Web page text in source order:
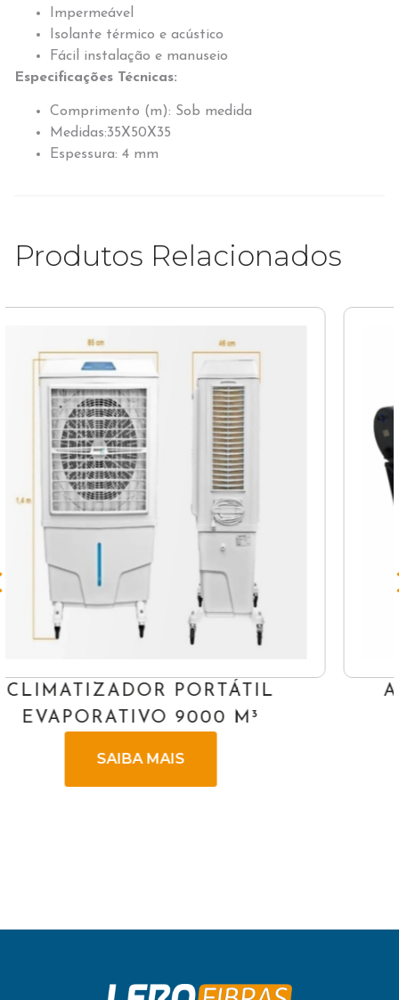
Impermeável
Isolante térmico e acústico
Fácil instalação e manuseio
Especificações Técnicas:
Comprimento (m): Sob medida
Medidas:35X50X35
Espessura: 4 mm
Produtos Relacionados
AQUECEDOR SOLAR VÁCUO
ACOPLADO 200L